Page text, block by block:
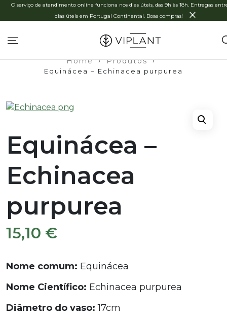
O serviço de atendimento online funciona nos dias úteis, das 9h às 18h. Entregas
dias úteis em Portugal Continental. Boas compras!
×
Home › Produtos
›
Equinácea – Echinacea purpurea
Equinácea –
Echinacea
purpurea
15,10 €
Nome comum: Equinácea
Nome Científico: Echinacea purpurea
Diâmetro do vaso: 17cm